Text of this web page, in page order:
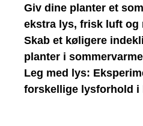
Giv dine planter et
ekstra lys, frisk luft
Skab et køligere
planter i
Leg med lys:
forskellige lysforhold i